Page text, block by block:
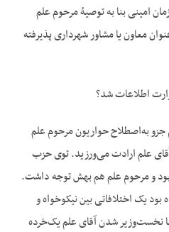
امینی بنا به توصیۀ مرحوم علم
معاون یا مشاور شهرداری پذیرفته
اطلاعات شد؟
جزو به‌اصطلاح حواریون مرحوم علم
علم ارادت می‌ورزید. توی حزب
و مرحوم علم هم بهش توجه داشت.
یک اختلافاتی بین نیکوخواه و
نخست‌وزیر شدن آقای علم یک‌خرده